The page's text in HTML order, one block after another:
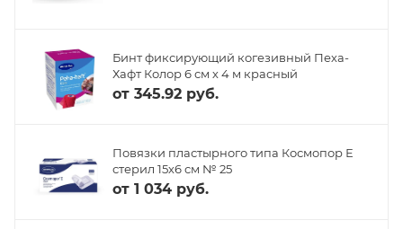
Бинт фиксирующий когезивный Пеха-
Хафт Колор 6 см х 4 м красный
от 345.92 руб.
Повязки пластырного типа Космопор Е
стерил 15х6 см № 25
от 1 034 руб.